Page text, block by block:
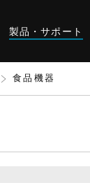
製品・サポート
食品機器